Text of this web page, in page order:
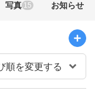
写真 15 お知らせ